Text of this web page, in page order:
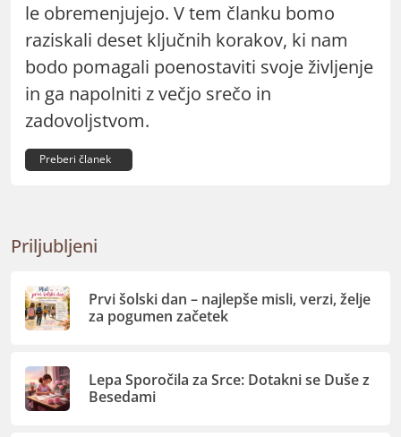
le obremenjujejo. V tem članku bomo
raziskali deset ključnih korakov, ki nam
bodo pomagali poenostaviti svoje življenje
in ga napolniti z večjo srečo in
zadovoljstvom.
Preberi članek
Priljubljeni
Prvi šolski dan – najlepše misli, verzi, želje
za pogumen začetek
Lepa Sporočila za Srce: Dotakni se Duše z
Besedami